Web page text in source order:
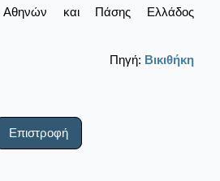
Αθηνών και Πάσης Ελλάδος
Πηγή: Βικιθήκη
Επιστροφή